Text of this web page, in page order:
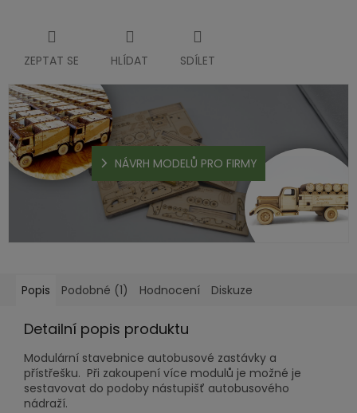
ZEPTAT SE HLÍDAT SDÍLET
NÁVRH MODELŮ PRO FIRMY
Popis Podobné (1) Hodnocení Diskuze
Detailní popis produktu
Modulární stavebnice autobusové zastávky a
přístřešku. Při zakoupení více modulů je možné je
sestavovat do podoby nástupišť autobusového
nádraží.